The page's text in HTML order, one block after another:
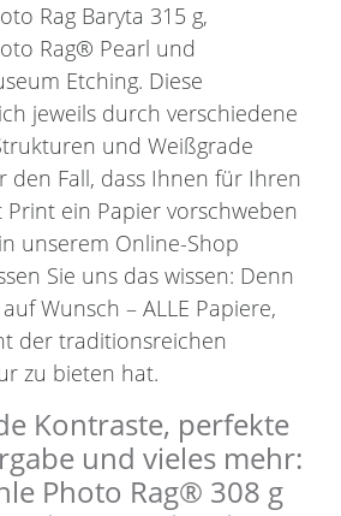
Rag Baryta 315 g,
Rag® Pearl und
Etching. Diese
jeweils durch verschiedene
und Weißgrade
den Fall, dass Ihnen für Ihren
ein Papier vorschweben
unserem Online-Shop
Sie uns das wissen: Denn
Wunsch – ALLE Papiere,
der traditionsreichen
zu bieten hat.
Kontraste, perfekte
und vieles mehr:
Photo Rag® 308 g